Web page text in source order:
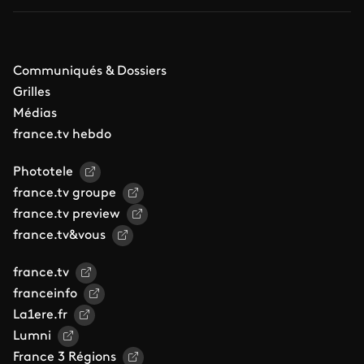
Communiqués & Dossiers
Grilles
Médias
france.tv hebdo
Phototele
france.tv groupe
france.tv preview
france.tv&vous
france.tv
franceinfo
La1ere.fr
Lumni
France 3 Régions